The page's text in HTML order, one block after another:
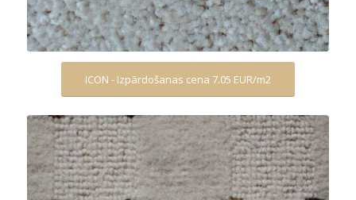
ICON - Izpārdošanas cena 7.05 EUR/m2